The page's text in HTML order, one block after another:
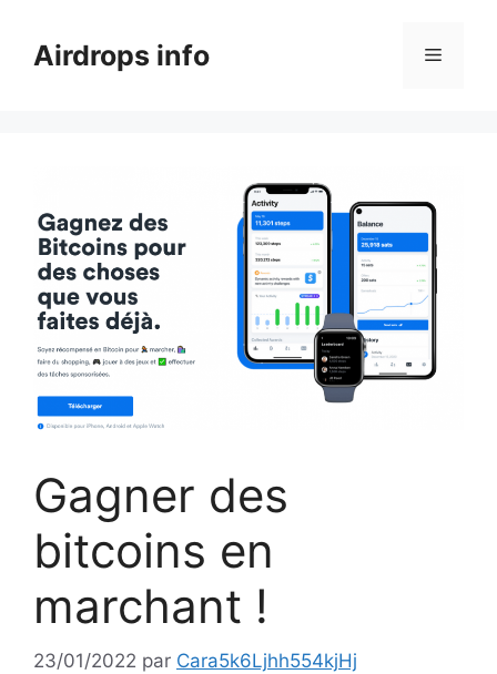
contenuAirdrops info Menu
Gagner des
bitcoins en
marchant !
23/01/2022 par Cara5k6Ljhh554kjHj